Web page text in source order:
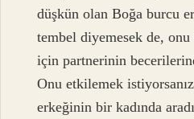
düşkün olan Boğa burcu
tembel diyemesek de,
için partnerinin
Onu etkilemek
erkeğinin bir kadında